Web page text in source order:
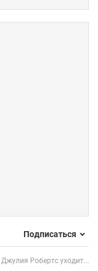
Подписаться
Джулия Робертс уходит...